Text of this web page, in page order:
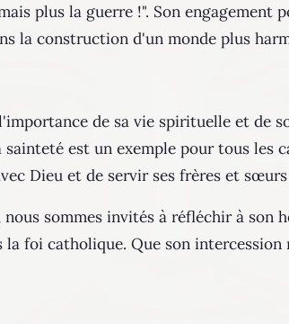
plus la guerre !". Son
la construction d'un monde plus
de sa vie spirituelle et de
sainteté est un exemple pour tous les
Dieu et de servir ses frères et
sommes invités à réfléchir à son
la foi catholique. Que son